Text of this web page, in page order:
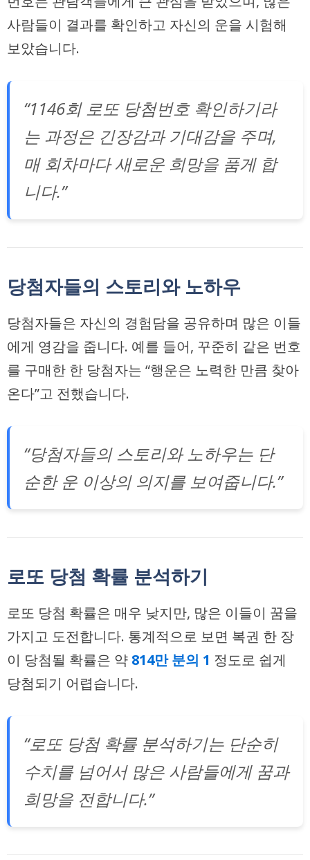
사람들이 결과를 확인하고 자신의 운을 시험해
보았습니다.
“1146회 로또 당첨번호 확인하기라
는 과정은 긴장감과 기대감을 주며,
매 회차마다 새로운 희망을 품게 합
니다.”
당첨자들의 스토리와 노하우
당첨자들은 자신의 경험담을 공유하며 많은 이들
에게 영감을 줍니다. 예를 들어, 꾸준히 같은 번호
를 구매한 한 당첨자는 “행운은 노력한 만큼 찾아
온다”고 전했습니다.
“당첨자들의 스토리와 노하우는 단
순한 운 이상의 의지를 보여줍니다.”
로또 당첨 확률 분석하기
로또 당첨 확률은 매우 낮지만, 많은 이들이 꿈을
가지고 도전합니다. 통계적으로 보면 복권 한 장
이 당첨될 확률은 약 814만 분의 1 정도로 쉽게
당첨되기 어렵습니다.
“로또 당첨 확률 분석하기는 단순히
수치를 넘어서 많은 사람들에게 꿈과
희망을 전합니다.”